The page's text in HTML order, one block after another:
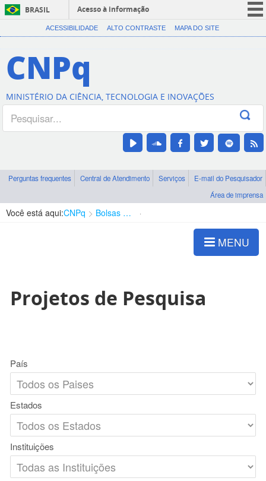
BRASIL
Acesso à informação
CORONAVÍRUS (COVID-19)
Canais
ACESSIBILIDADE ALTO CONTRASTE MAPA DO SITE
CNPq
MINISTÉRIO DA CIÊNCIA, TECNOLOGIA E INOVAÇÕES
Perguntas frequentes Central de Atendimento Serviços
E-mail do Pesquisador
Área de imprensa
Você está aqui:CNPq Bolsas e Auxílios Vigentes
MENU
Projetos de Pesquisa
País
Estados
Instituições